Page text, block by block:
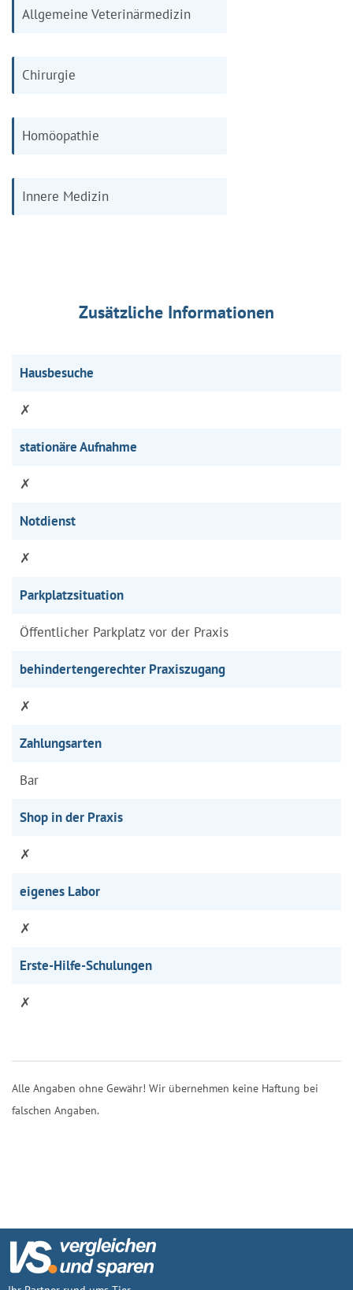
Allgemeine Veterinärmedizin
Chirurgie
Homöopathie
Innere Medizin
Zusätzliche Informationen
Hausbesuche
✗
stationäre Aufnahme
✗
Notdienst
✗
Parkplatzsituation
Öffentlicher Parkplatz vor der Praxis
behindertengerechter Praxiszugang
✗
Zahlungsarten
Bar
Shop in der Praxis
✗
eigenes Labor
✗
Erste-Hilfe-Schulungen
✗
Alle Angaben ohne Gewähr! Wir übernehmen keine Haftung bei
falschen Angaben.